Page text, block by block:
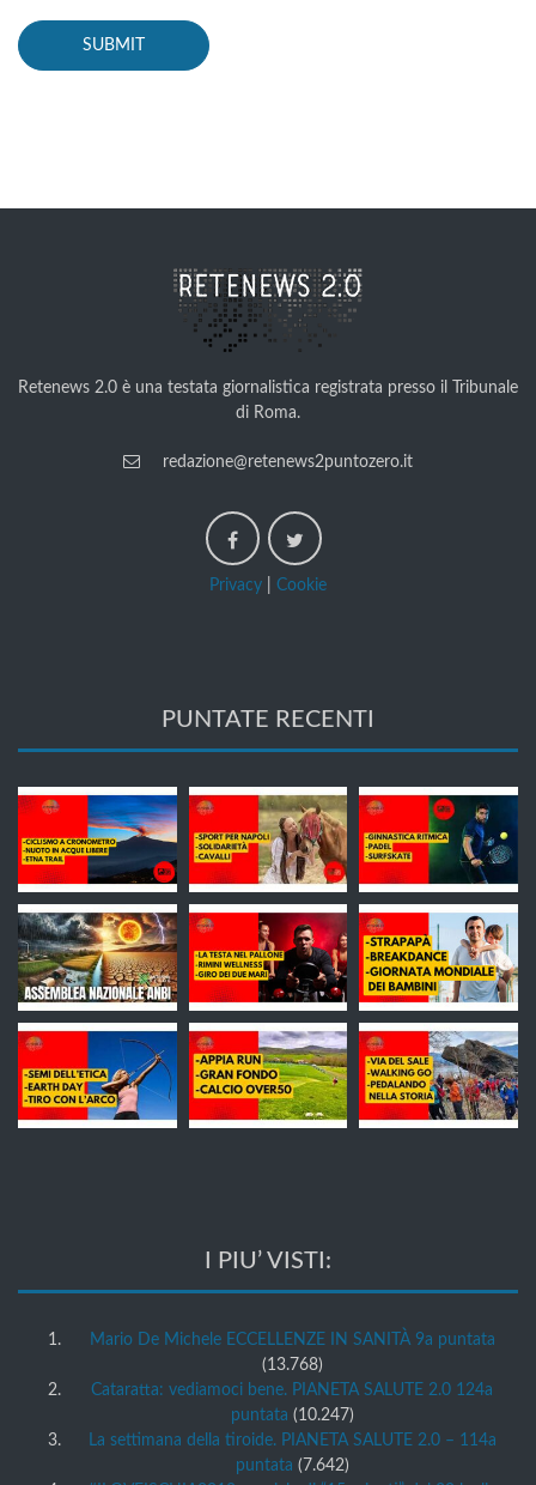
Retenews 2.0 è una testata giornalistica registrata presso il Tribunale
di Roma.
redazione@retenews2puntozero.it
Privacy Cookie
PUNTATE RECENTI
I PIU’ VISTI:
Mario De Michele ECCELLENZE IN SANITÀ 9a puntata
(13.768)
Cataratta: vediamoci bene. PIANETA SALUTE 2.0 124a
puntata (10.247)
La settimana della tiroide. PIANETA SALUTE 2.0 – 114a
puntata (7.642)